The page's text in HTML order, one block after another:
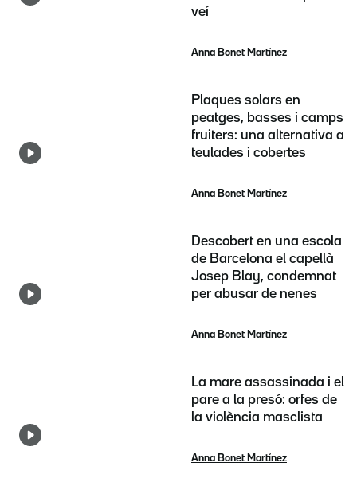
veí
Anna Bonet Martínez
Plaques solars en
peatges, basses i camps
fruiters: una alternativa a
teulades i cobertes
Anna Bonet Martínez
Descobert en una escola
de Barcelona el capellà
Josep Blay, condemnat
per abusar de nenes
Anna Bonet Martínez
La mare assassinada i el
pare a la presó: orfes de
la violència masclista
Anna Bonet Martínez